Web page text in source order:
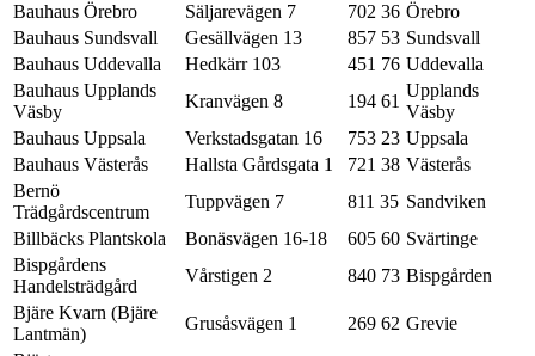
Bauhaus Örebro
Säljarevägen 7 702 36 Örebro
Bauhaus Sundsvall
Gesällvägen 13 857 53 Sundsvall
Bauhaus Uddevalla
Hedkärr 103 451 76 Uddevalla
Bauhaus Upplands
Väsby
Kranvägen 8 194 61
Upplands
Väsby
Bauhaus Uppsala
Verkstadsgatan 16 753 23 Uppsala
Bauhaus Västerås
Hallsta Gårdsgata 1 721 38 Västerås
Bernö
Trädgårdscentrum
Tuppvägen 7 811 35 Sandviken
Billbäcks Plantskola
Bonäsvägen 16-18 605 60 Svärtinge
Bispgårdens
Handelsträdgård
Vårstigen 2 840 73 Bispgården
Bjäre Kvarn (Bjäre
Lantmän)
Grusåsvägen 1 269 62 Grevie